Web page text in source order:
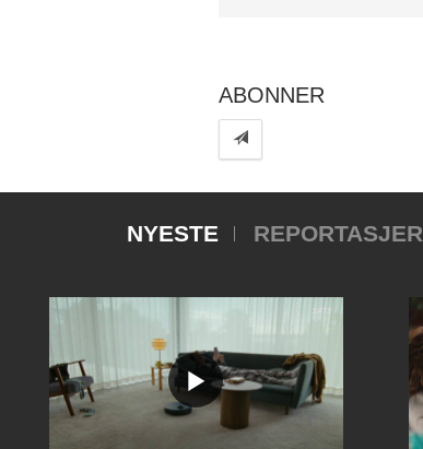
ABONNER
NYESTE REPORTASJER